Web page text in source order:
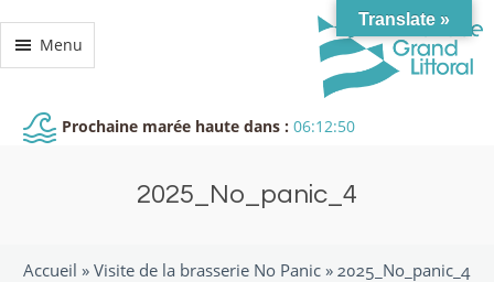
Menu
Prochaine marée haute dans : 06:12:50
2025_No_panic_4
Accueil » Visite de la brasserie No Panic » 2025_No_panic_4
Translate »